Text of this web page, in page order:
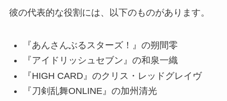
彼の代表的な役割には、以下のものがあります。
『あんさんぶるスターズ！』の朔間零
『アイドリッシュセブン』の和泉一織
『HIGH CARD』のクリス・レッドグレイヴ
『刀剣乱舞ONLINE』の加州清光